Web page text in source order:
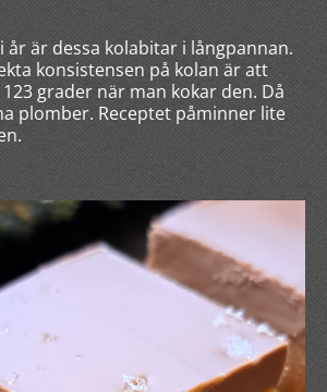
år är dessa kolabitar i långpannan.
konsistensen på kolan är att
grader när man kokar den. Då
plomber. Receptet påminner lite